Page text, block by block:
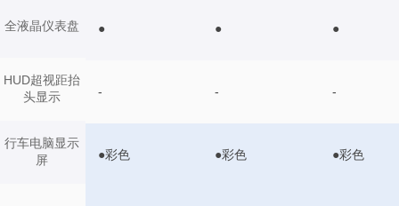
全液晶仪表盘
HUD超视距抬
头显示
行车电脑显示
屏
● ● ●
- - -
●彩色 ●彩色 ●彩色